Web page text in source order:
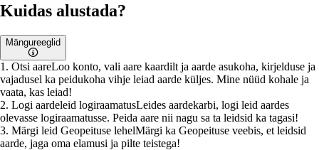
Kuidas alustada?
Mängureeglid
1 . Otsi aareLoo konto, vali aare kaardilt ja aarde asukoha, kirjelduse ja
vajadusel ka peidukoha vihje leiad aarde küljes. Mine nüüd kohale ja
vaata, kas leiad!
2. Logi aardeleid logiraamatusLeides aardekarbi, logi leid aardes
olevasse logiraamatusse. Peida aare nii nagu sa ta leidsid ka tagasi!
3. Märgi leid Geopeituse lehelMärgi ka Geopeituse veebis, et leidsid
aarde, jaga oma elamusi ja pilte teistega!